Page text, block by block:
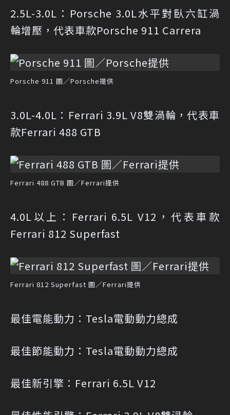
2.5L-3.0L：Porsche 3.0L水平對臥六缸渦
輪增壓，代表車款Porsche 911 Carrera
Porsche 911 圖／Porsche提供
3.0L-4.0L：Ferrari 3.9L V8雙渦輪，代表車
款Ferrari 488 GTB
Ferrari 488 GTB 圖／Ferrari提供
4.0L以上：Ferrari 6.5L V12，代表車款
Ferrari 812 Superfast
Ferrari 812 Superfast 圖／Ferrari提供
最佳電能動力：Tesla電動動力總成
最佳節能動力：Tesla電動動力總成
最佳新引擎：Ferrari 6.5L V12